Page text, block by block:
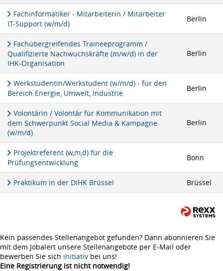
Fachinformatiker - Mitarbeiterin / Mitarbeiter
IT-Support (w/m/d)
Berlin
Fachübergreifendes Traineeprogramm /
Qualifizierte Nachwuchskräfte (m/w/d) in der
IHK-Organisation
Berlin
Werkstudentin/Werkstudent (w/m/d) - für den
Bereich Energie, Umwelt, Industrie
Berlin
Volontärin / Volontär für Kommunikation mit
dem Schwerpunkt Social Media & Kampagne
(w/m/d)
Berlin
Projektreferent (w,m,d) für die
Prüfungsentwicklung
Bonn
Praktikum in der DIHK Brüssel Brüssel
Kein passendes Stellenangebot gefunden? Dann abonnieren Sie
mit dem Jobalert unsere Stellenangebote per E-Mail oder
bewerben Sie sich initiativ bei uns!
Eine Registrierung ist nicht notwendig!